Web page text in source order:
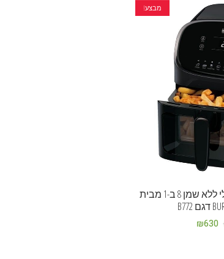
מבצע!
סיר טיגון חכם דיגיטלי ללא שמן 8 ב-1 מבית
₪630